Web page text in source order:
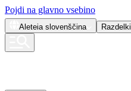
Pojdi na glavno vsebino
Aleteia slovenščina Razdelki